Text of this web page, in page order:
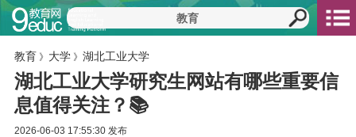
教育 》 大学》 湖北工业大学
湖北工业大学研究生网站有哪些重要信
息值得关注？📚
2026-06-03 17:55:30 发布